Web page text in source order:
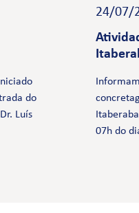
do
Luís
24/07/
07h do